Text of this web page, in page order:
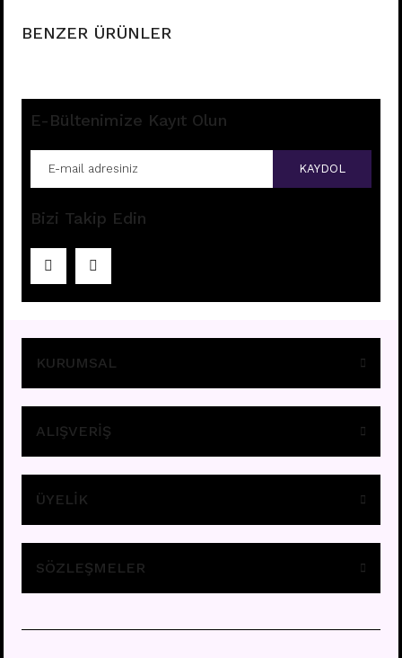
BENZER ÜRÜNLER
Fiyatları görebilmek içinüye girişi yapınız.
E-Bültenimize Kayıt Olun
KAYDOL
Bizi Takip Edin
KURUMSAL
ALIŞVERİŞ
ÜYELİK
SÖZLEŞMELER